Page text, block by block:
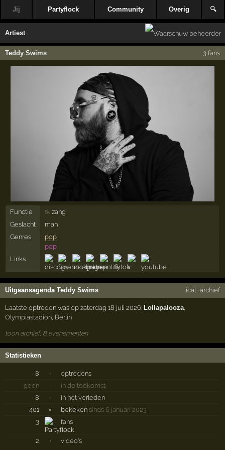
Jij Partyflock Community Overig 🔍
Artiest
Teddy Swims 3 fans
Functie 8× zang
Geslacht
man
Genres
pop
pop
Links
Uitgaansagenda Teddy Swims ical· archief
Laatste optreden was op zaterdag 18 juli 2026:Lollapalooza
Olympiastadion Berlin
toon archief, 8 evenementen
Statistieken
8 ·
optredens
geen
·
in de toekomst
8
·
in het verleden
401
× bekeken sinds 6 januari 2023
3
fans
2 · video's